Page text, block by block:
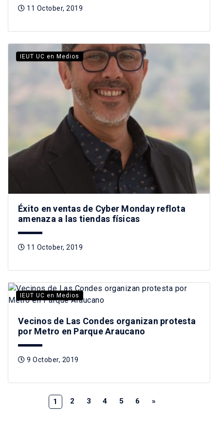
11 October, 2019
IEUT UC en Medios
Éxito en ventas de Cyber Monday reflota
amenaza a las tiendas físicas
11 October, 2019
IEUT UC en Medios
Vecinos de Las Condes organizan protesta
por Metro en Parque Araucano
9 October, 2019
1 2 3 4 5 6 »